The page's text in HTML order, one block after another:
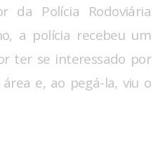
da Polícia Rodoviária
a polícia recebeu um
ter se interessado por
e, ao pegá-la, viu o